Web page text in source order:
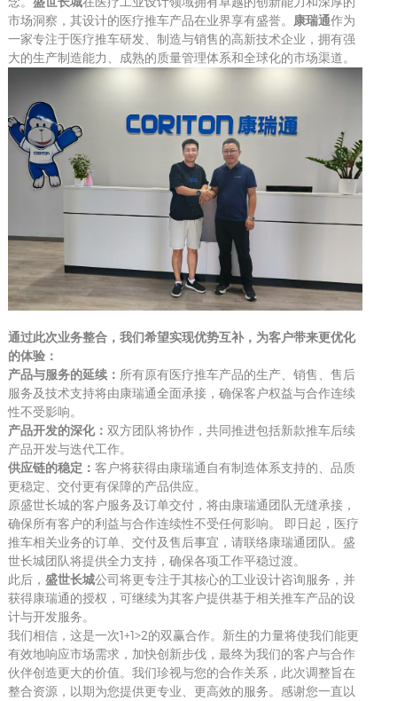
市场洞察，其设计的医疗推车产品在业界享有盛誉。 康瑞通作为
一家专注于医疗推车研发、制造与销售的高新技术企业，拥有强
大的生产制造能力、成熟的质量管理体系和全球化的市场渠道。
通过此次业务整合，我们希望实现优势互补，为客户带来更优化
的体验：
产品与服务的延续： 所有原有医疗推车产品的生产、销售、售后
服务及技术支持将由康瑞通全面承接，确保客户权益与合作连续
性不受影响。
产品开发的深化： 双方团队将协作，共同推进包括新款推车后续
产品开发与迭代工作。
供应链的稳定： 客户将获得由康瑞通自有制造体系支持的、品质
更稳定、交付更有保障的产品供应。
原盛世长城的客户服务及订单交付，将由康瑞通团队无缝承接，
确保所有客户的利益与合作连续性不受任何影响。
即日起，医疗
推车相关业务的订单、交付及售后事宜，请联络康瑞通团队。 盛
世长城团队将提供全力支持，确保各项工作平稳过渡。
此后， 盛世长城公司将更专注于其核心的工业设计咨询服务，并
获得康瑞通的授权，可继续为其客户提供基于相关推车产品的设
计与开发服务。
我们相信，这是一次1+1>2的双赢合作。新生的力量将使我们能更
有效地响应市场需求，加快创新步伐，最终为我们的客户与合作
伙伴创造更大的价值。我们珍视与您的合作关系，此次调整旨在
整合资源，以期为您提供更专业、更高效的服务。感谢您一直以